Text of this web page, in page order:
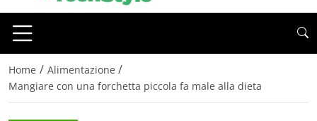
Home / Alimentazione /
Mangiare con una forchetta piccola fa male alla dieta